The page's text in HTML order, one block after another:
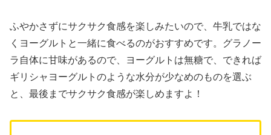
ふやかさずにサクサク食感を楽しみたいので、牛乳ではな
くヨーグルトと一緒に食べるのがおすすめです。グラノー
ラ自体に甘味があるので、ヨーグルトは無糖で、できれば
ギリシャヨーグルトのような水分が少なめのものを選ぶ
と、最後までサクサク食感が楽しめますよ！